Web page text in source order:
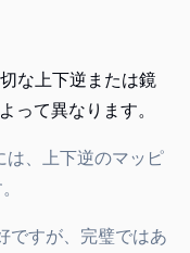
な上下逆または鏡
って異なります。
は、上下逆のマッピ
ですが、完璧ではあ